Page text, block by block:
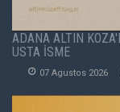
ADANA ALTIN
USTA İSME
07 Agustos 2026